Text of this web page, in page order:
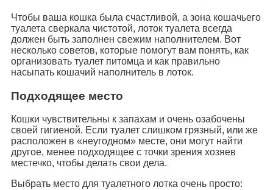
Чтобы ваша кошка была счастливой, a зона кошачьего
туалета сверкала чистотой, лоток туалета всегда
должен быть заполнен свежим наполнителем. Вот
несколько советов, которые помогут вам понять, как
организовать туалет питомца и как правильно
насыпать кошачий наполнитель в лоток.
Подходящее место
Кошки чувствительны к запахам и очень озабочены
своей гигиеной. Если туалет слишком грязный, или же
расположен в «неугодном» месте, они могут найти
другое, менее подходящее с точки зрения хозяев
местечко, чтобы делать свои дела.
Выбрать место для туалетного лотка очень просто: